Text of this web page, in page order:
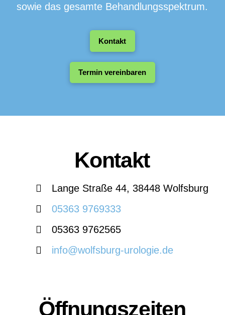
sowie das gesamte Behandlungsspektrum.
Kontakt
Termin vereinbaren
Kontakt
Lange Straße 44, 38448 Wolfsburg
05363 9769333
05363 9762565
info@wolfsburg-urologie.de
Öffnungszeiten